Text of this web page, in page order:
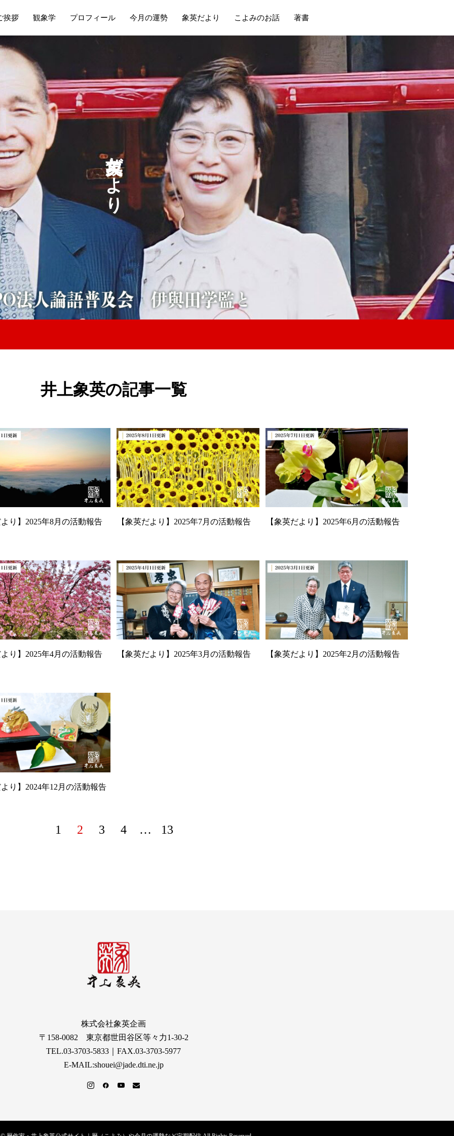
挨拶 観象学 プロフィール 今月の運勢 象英だより こよみのお話 著書
だ
よ
り
井上象英の記事一覧
り】2025年8月の活動報告 【象英だより】2025年7月の活動報告 【象英だより】2025年6月の活動報告
り】2025年4月の活動報告 【象英だより】2025年3月の活動報告 【象英だより】2025年2月の活動報告
り】2024年12月の活動報告
1 2 3 4 … 13
株式会社象英企画
〒158-0082 東京都世田谷区等々力1-30-2
TEL.03-3703-5833｜FAX.03-3703-5977
E-MAIL:shouei@jade.dti.ne.jp